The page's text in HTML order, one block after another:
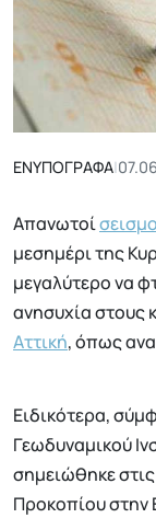
ΕΝΥΠΟΓΡΑΦΑ|
Απανωτοί
μεσημέρι της
μεγαλύτερο να
ανησυχία στους
Αττική, όπως
Ειδικότερα,
Γεωδυναμικού
σημειώθηκε
Προκοπίου στην